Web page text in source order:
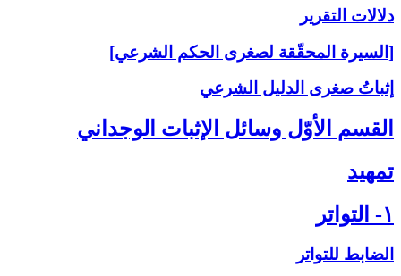
دلالات التقرير
[السيرة المحقّقة لصغرى الحكم الشرعي]
إثباتُ‏ صغرى‏ الدليل الشرعي‏
القسم الأوّل وسائل الإثبات الوجداني
تمهيد
۱- التواتر
الضابط للتواتر